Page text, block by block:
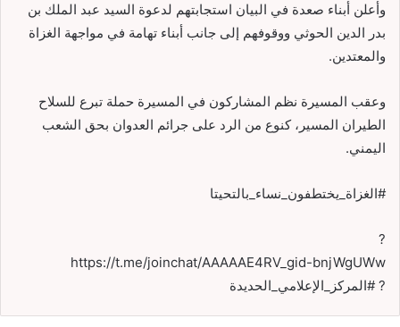
وأعلن أبناء صعدة في البيان استجابتهم لدعوة السيد عبد الملك بن
بدر الدين الحوثي ووقوفهم إلى جانب أبناء تهامة في مواجهة الغزاة
والمعتدين.
وعقب المسيرة نظم المشاركون في المسيرة حملة تبرع للسلاح
الطيران المسير، كنوع من الرد على جرائم العدوان بحق الشعب
اليمني.
#الغزاة_يختطفون_نساء_بالتحيتا
?
https://t.me/joinchat/AAAAAE4RV_gid-bnjWgUWw
? #المركز_الإعلامي_الحديدة